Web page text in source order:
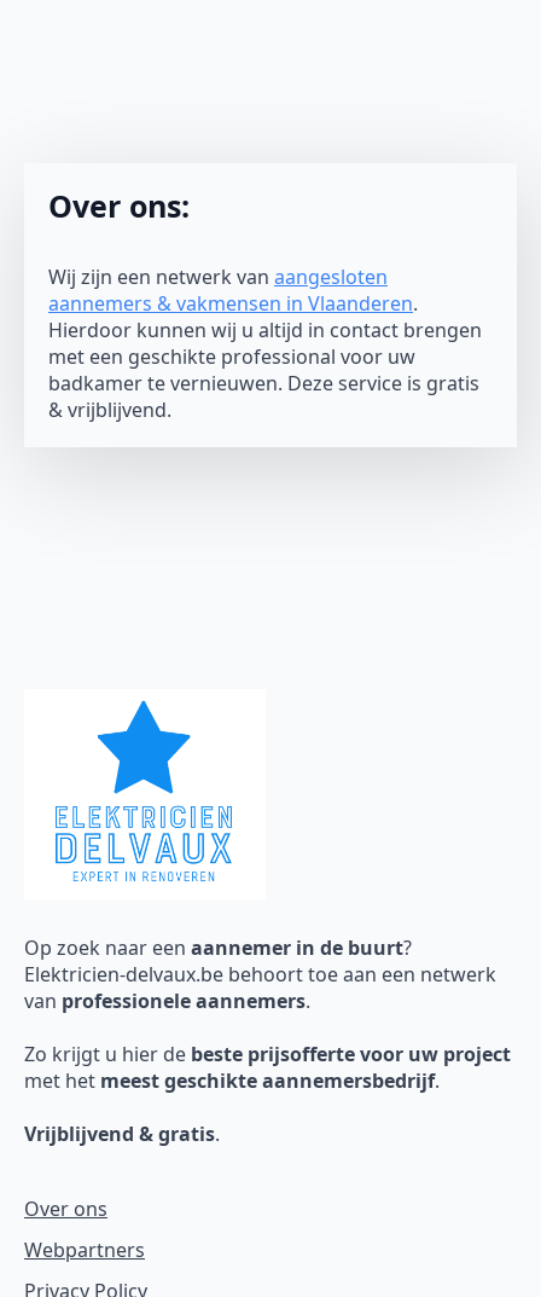
Over ons:
Wij zijn een netwerk van aangesloten
aannemers & vakmensen in Vlaanderen.
Hierdoor kunnen wij u altijd in contact brengen
met een geschikte professional voor uw
badkamer te vernieuwen. Deze service is gratis
& vrijblijvend.
Op zoek naar een aannemer in de buurt?
Elektricien-delvaux.be behoort toe aan een netwerk
van professionele aannemers.
Zo krijgt u hier de beste prijsofferte voor uw project
met het meest geschikte aannemersbedrijf.
Vrijblijvend & gratis.
Over ons
Webpartners
Privacy Policy